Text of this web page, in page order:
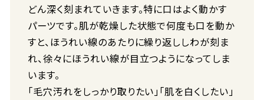
どん深く刻まれていきます。特に口はよく動かす
パーツです。肌が乾燥した状態で何度も口を動か
すと、ほうれい線のあたりに繰り返ししわが刻ま
れ、徐々にほうれい線が目立つようになってしま
います。
「毛穴汚れをしっかり取りたい」「肌を白くしたい」